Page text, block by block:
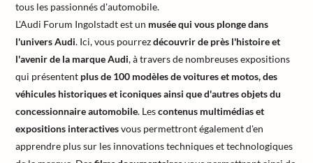
tous les passionnés d'automobile.
L'Audi Forum Ingolstadt est un musée qui vous plonge dans
l'univers Audi. Ici, vous pourrezdécouvrir de près l'histoire et
l'avenir de la marque Audi, à travers de nombreuses expositions
qui présentent plus de 100 modèles de voitures et motos, des
véhicules historiques et iconiques ainsi que d'autres objets du
concessionnaire automobile. Lescontenus multimédias et
expositions interactivesvous permettront également d'en
apprendre plus sur les innovations techniques et technologiques